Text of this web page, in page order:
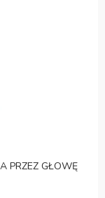
PRZEZ GŁOWĘ